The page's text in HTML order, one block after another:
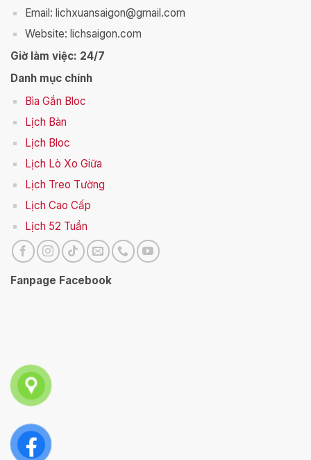
Email: lichxuansaigon@gmail.com
Website: lichsaigon.com
Giờ làm việc: 24/7
Danh mục chính
Bìa Gắn Bloc
Lịch Bàn
Lịch Bloc
Lịch Lò Xo Giữa
Lịch Treo Tường
Lịch Cao Cấp
Lịch 52 Tuần
Fanpage Facebook